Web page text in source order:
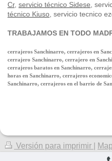
Cr, servicio técnico Sidese,
técnico Kiuso, servicio tecnico
TRABAJAMOS EN TODO
cerrajeros Sanchinarro, cerrajeros en
cerrajero Sanchinarro, cerrajero en
cerrajeros baratos en Sanchinarro,
horas en Sanchinarro, cerrajeros
Sanchinarro, cerrajeros en el barrio de
Versión para imprimir